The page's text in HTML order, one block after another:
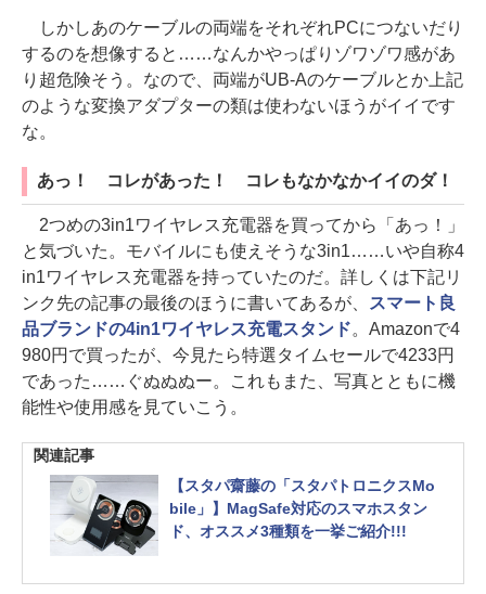
しかしあのケーブルの両端をそれぞれPCにつないだり
するのを想像すると……なんかやっぱりゾワゾワ感があ
り超危険そう。なので、両端がUB-Aのケーブルとか上記
のような変換アダプターの類は使わないほうがイイです
な。
あっ！ コレがあった！ コレもなかなかイイのダ！
2つめの3in1ワイヤレス充電器を買ってから「あっ！」
と気づいた。モバイルにも使えそうな3in1……いや自称4
in1ワイヤレス充電器を持っていたのだ。詳しくは下記リ
ンク先の記事の最後のほうに書いてあるが、
スマート良
品ブランドの4in1ワイヤレス充電スタンド。Amazonで4
980円で買ったが、今見たら特選タイムセールで4233円
であった……ぐぬぬぬー。これもまた、写真とともに機
能性や使用感を見ていこう。
関連記事
【スタパ齋藤の「スタパトロニクスMo
bile」】MagSafe対応のスマホスタン
ド、オススメ3種類を一挙ご紹介!!!